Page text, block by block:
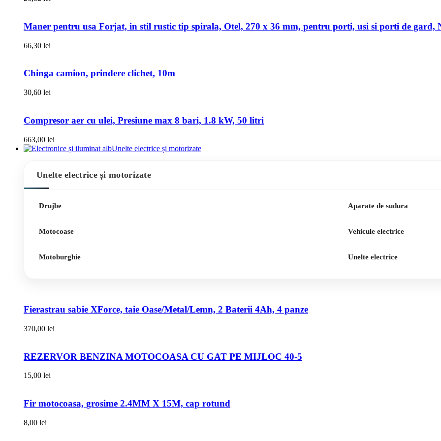
Maner pentru usa Forjat, in stil rustic tip spirala, Otel, 270 x 36 mm, pentru porti, usi si porti de gard,
66,30 lei
Chinga camion, prindere clichet, 10m
30,60 lei
Compresor aer cu ulei, Presiune max 8 bari, 1.8 kW, 50 litri
663,00 lei
Unelte electrice și motorizate
Unelte electrice și motorizate
Drujbe
Motocoase
Motoburghie
Aparate de sudura
Vehicule electrice
Unelte electrice
Fierastrau sabie XForce, taie Oase/Metal/Lemn, 2 Baterii 4Ah, 4 panze
370,00 lei
REZERVOR BENZINA MOTOCOASA CU GAT PE MIJLOC 40-5
15,00 lei
Fir motocoasa, grosime 2.4MM X 15M, cap rotund
8,00 lei